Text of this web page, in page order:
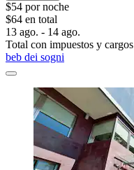
$54 por noche
$64 en total
13 ago. - 14 ago.
Total con impuestos y cargos
beb dei sogni